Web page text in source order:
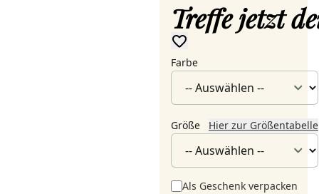
Treffe jetzt
Farbe
Größe Hier zur Größentabelle
Als Geschenk verpacken